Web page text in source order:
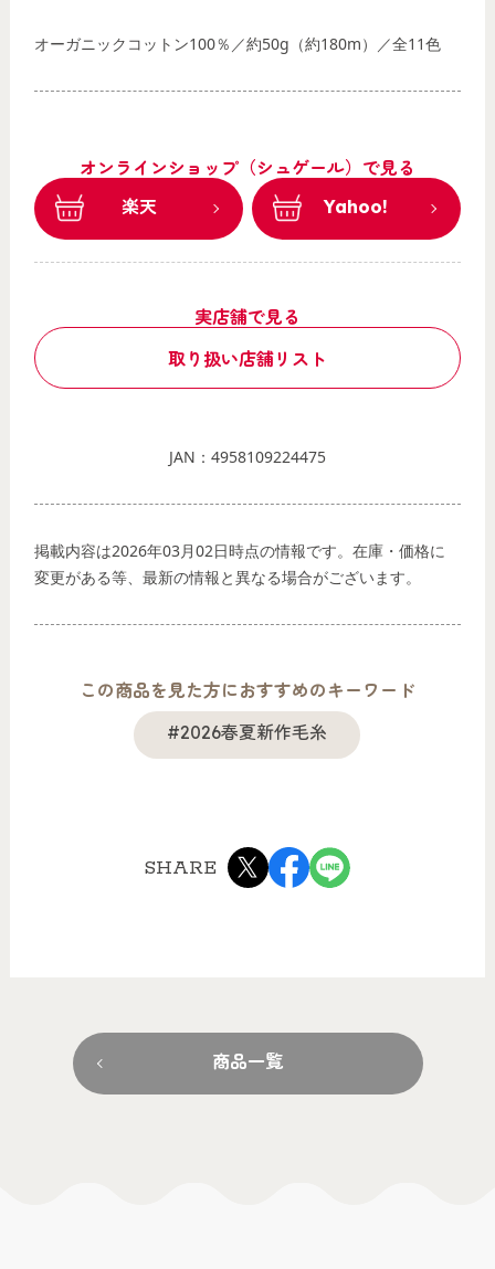
オーガニックコットン100％／約50g（約180m）／全11色
オンラインショップ（シュゲール）で見る
楽天
Yahoo!
実店舗で見る
取り扱い店舗リスト
JAN：4958109224475
掲載内容は2026年03月02日時点の情報です。在庫・価格に
変更がある等、最新の情報と異なる場合がございます。
この商品を見た方におすすめのキーワード
#2026春夏新作毛糸
SHARE
商品一覧